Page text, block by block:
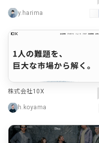
トレーラー・商用車部品の販売・配
達・発送y.harima
株式会社10X
h.koyama